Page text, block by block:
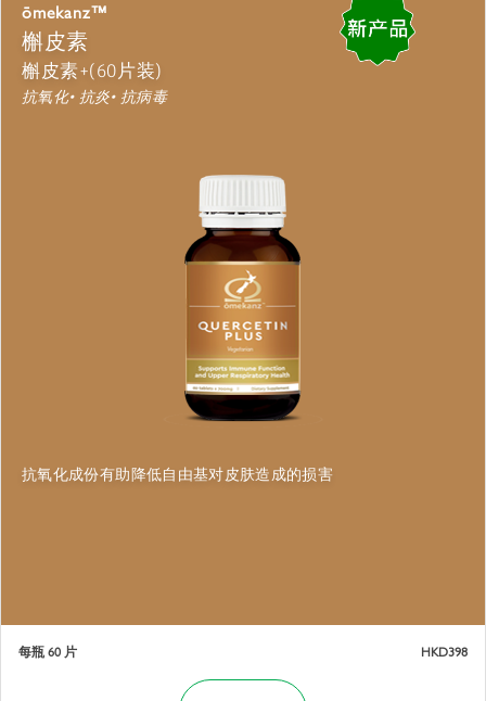
ōmekanz™
槲皮素
槲皮素+(60片装)
抗氧化• 抗炎• 抗病毒
抗氧化成份有助降低自由基对皮肤造成的损害
每瓶 60 片 HKD398